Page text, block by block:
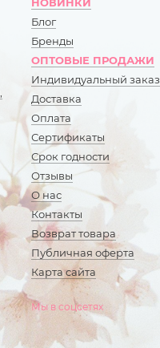
Блог
Бренды
ОПТОВЫЕ ПРОДАЖИ
Индивидуальный заказ
Доставка
Оплата
Сертификаты
Срок годности
Отзывы
О нас
Контакты
Возврат товара
Публичная оферта
Карта сайта
Мы в соцсетях